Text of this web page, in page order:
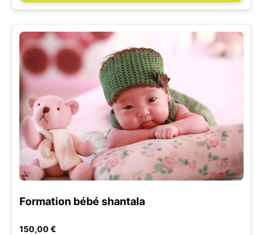
Formation bébé shantala
150,00 €